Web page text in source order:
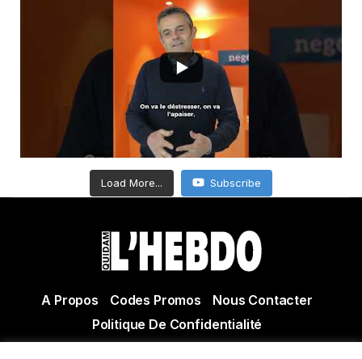
Load More... Subscribe
A Propos Codes Promos
Nous Contacter
Politique De Confidentialité